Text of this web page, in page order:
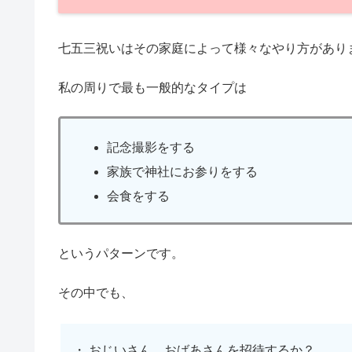
七五三祝いはその家庭によって様々なやり方があり
私の周りで最も一般的なタイプは
記念撮影をする
家族で神社にお参りをする
会食をする
というパターンです。
その中でも、